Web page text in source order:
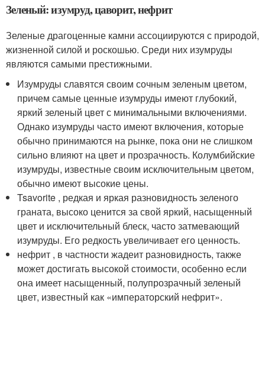
Зеленый: изумруд, цаворит, нефрит
Зеленые драгоценные камни ассоциируются с природой,
жизненной силой и роскошью. Среди них изумруды
являются самыми престижными.
Изумруды славятся своим сочным зеленым цветом,
причем самые ценные изумруды имеют глубокий,
яркий зеленый цвет с минимальными включениями.
Однако изумруды часто имеют включения, которые
обычно принимаются на рынке, пока они не слишком
сильно влияют на цвет и прозрачность. Колумбийские
изумруды, известные своим исключительным цветом,
обычно имеют высокие цены.
Tsavorite , редкая и яркая разновидность зеленого
граната, высоко ценится за свой яркий, насыщенный
цвет и исключительный блеск, часто затмевающий
изумруды. Его редкость увеличивает его ценность.
нефрит , в частности жадеит разновидность, также
может достигать высокой стоимости, особенно если
она имеет насыщенный, полупрозрачный зеленый
цвет, известный как «императорский нефрит».